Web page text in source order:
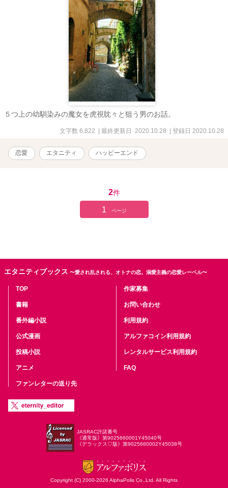
５つ上の幼馴染みの魔女を虎視眈々と狙う男のお話。
文字数 6,822 | 最終更新日 2020.10.28 | 登録日 2020.10.28
恋愛 エタニティ ハッピーエンド
2件
1 ページ
エタニティブックス 〜愛され乱される、オトナの恋。溺愛主義の恋愛レーベル〜
TOP
書籍
番外編小説
公式漫画
投稿小説
アニメ
ファンレターの送り先
作家募集
お問い合わせ
利用規約
アルファコイン利用規約
レンタルサービス利用規約
FAQ
JASRAC許諾番号
《通常版》第9025660001Y45040号
《デラックス♡版》第9025660002Y45038号
Copyright (C) 2000-2026 AlphaPolis Co.,Ltd. All Rights